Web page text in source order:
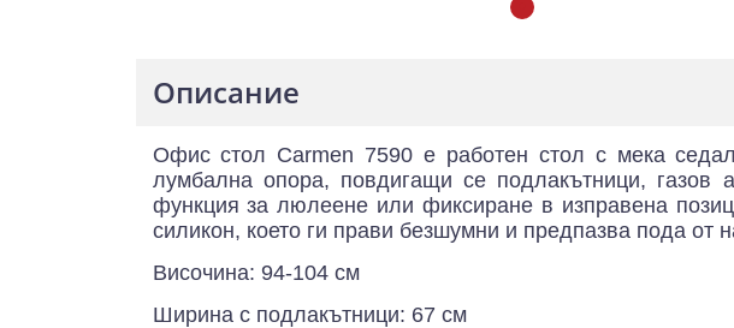
Описание
Офис стол Carmen 7590 е работен стол с мека
лумбална опора, повдигащи се подлакътници, газов
функция за люлеене или фиксиране в изправена
силикон, което ги прави безшумни и предпазва пода от
Височина: 94-104 см
Ширина с подлакътници: 67 см